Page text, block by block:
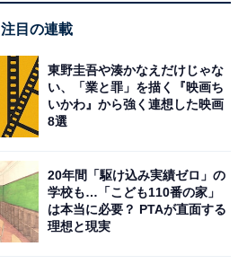
注目の連載
東野圭吾や湊かなえだけじゃな
い、「業と罪」を描く『映画ち
いかわ』から強く連想した映画
8選
20年間「駆け込み実績ゼロ」の
学校も…「こども110番の家」
は本当に必要？ PTAが直面する
理想と現実